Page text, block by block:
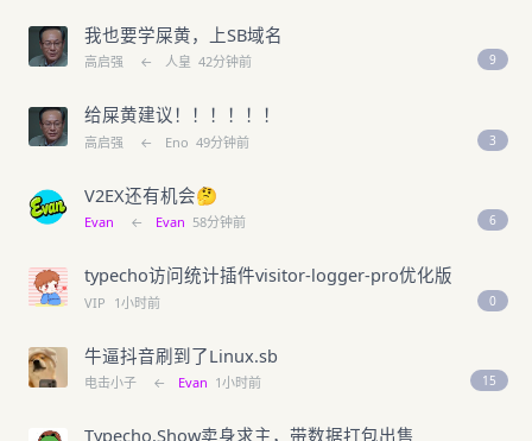
我也要学屎黄，上SB域名
高启强 ← 人皇 42分钟前 9
给屎黄建议！！！！！！
高启强 ← Eno 49分钟前 3
V2EX还有机会🤔
Evan ← Evan 58分钟前 6
typecho访问统计插件visitor-logger-pro优化版
VIP 1小时前 0
牛逼抖音刷到了Linux.sb
电击小子 ← Evan 1小时前 15
Typecho.Show卖身求主，带数据打包出售